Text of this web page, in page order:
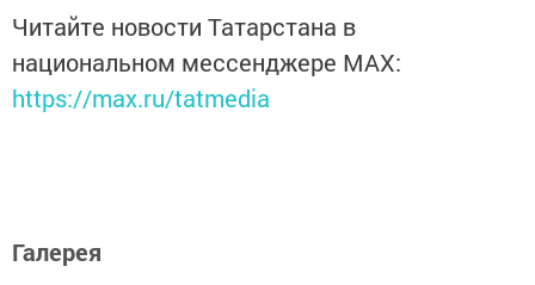
Читайте новости Татарстана в
национальном мессенджере MАХ:
https://max.ru/tatmedia
Галерея